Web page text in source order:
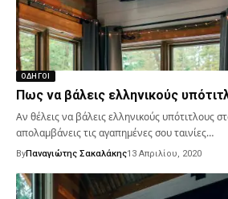
ΟΔΗΓΟΊ
Πως να βάλεις ελληνικούς
Αν θέλεις να βάλεις ελληνικούς υπότιτλους
απολαμβάνεις τις αγαπημένες σου ταινίες…
ByΠαναγιώτης Σακαλάκης13 Απριλίου, 2020